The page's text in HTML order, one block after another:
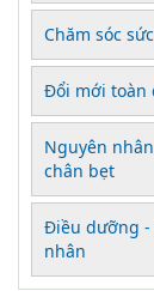
Chăm sóc
Đổi mới toàn
Nguyên
chân bẹt
Điều dưỡng
nhân